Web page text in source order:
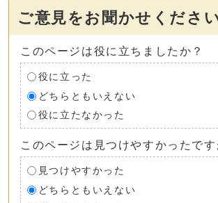
ご意見をお聞かせくださ
このページは役に立ちましたか？
役に立った
どちらともいえない
役に立たなかった
このページは見つけやすかったです
見つけやすかった
どちらともいえない